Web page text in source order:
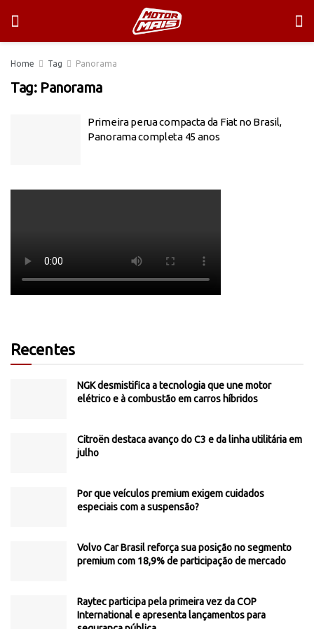
Home Tag Panorama
Tag: Panorama
Primeira perua compacta da Fiat no Brasil,
Panorama completa 45 anos
Recentes
NGK desmistifica a tecnologia que une motor
elétrico e à combustão em carros híbridos
Citroën destaca avanço do C3 e da linha utilitária em
julho
Por que veículos premium exigem cuidados
especiais com a suspensão?
Volvo Car Brasil reforça sua posição no segmento
premium com 18,9% de participação de mercado
Raytec participa pela primeira vez da COP
International e apresenta lançamentos para